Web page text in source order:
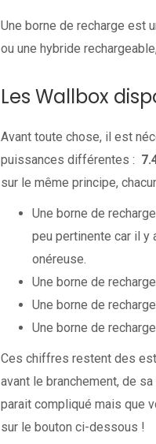
Une borne de recharge est
ou une hybride
Les Wallbox
Avant toute chose, il est
puissances différentes :
sur le même principe,
Une borne de
peu pertinente car il y
onéreuse.
Une borne de
Une borne de
Une borne de
Ces chiffres restent des
avant le branchement, de
parait compliqué mais que
sur le bouton ci-dessous !